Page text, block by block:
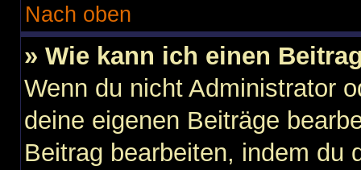
Nach oben
» Wie kann ich einen
Wenn du nicht Administrator
deine eigenen Beiträge
Beitrag bearbeiten, indem du